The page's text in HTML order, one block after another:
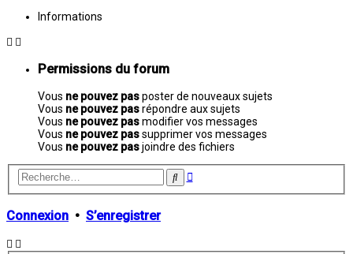
Informations
Permissions du forum
Vous ne pouvez pasposter de nouveaux sujets
Vous ne pouvez pasrépondre aux sujets
Vous ne pouvez pasmodifier vos messages
Vous ne pouvez passupprimer vos messages
Vous ne pouvez pasjoindre des fichiers
Rechercher
Recherche
Connexion • S’enregistrer